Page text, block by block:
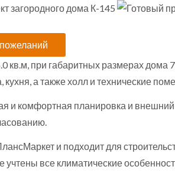
при габаритных размерах дома
а также холл и технические
и комфортная планировка и
и подходит для
учтены все климатические